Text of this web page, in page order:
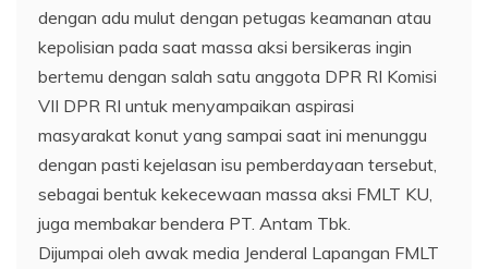
dengan adu mulut dengan petugas keamanan atau
kepolisian pada saat massa aksi bersikeras ingin
bertemu dengan salah satu anggota DPR RI Komisi
VII DPR RI untuk menyampaikan aspirasi
masyarakat konut yang sampai saat ini menunggu
dengan pasti kejelasan isu pemberdayaan tersebut,
sebagai bentuk kekecewaan massa aksi FMLT KU,
juga membakar bendera PT. Antam Tbk.
Dijumpai oleh awak media Jenderal Lapangan FMLT